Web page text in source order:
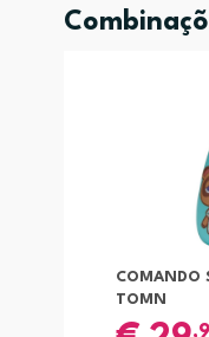
COMANDO
TOMN